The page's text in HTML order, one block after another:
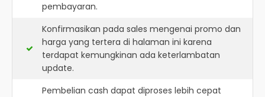
pembayaran.
Konfirmasikan pada sales mengenai promo dan
harga yang tertera di halaman ini karena
terdapat kemungkinan ada keterlambatan
update.
Pembelian cash dapat diproses lebih cepat